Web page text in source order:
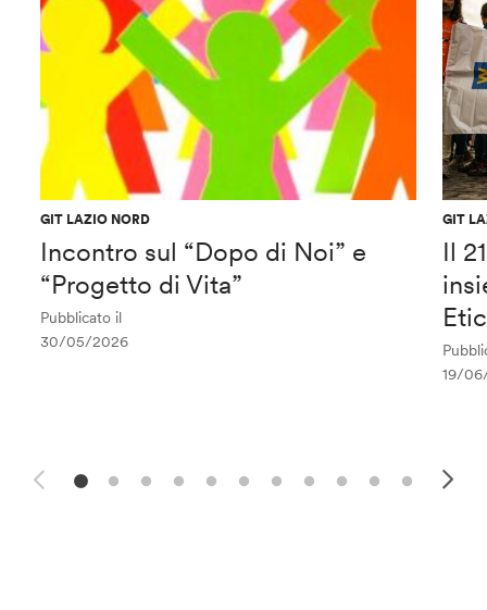
GIT LAZIO NORD
Incontro sul “Dopo di Noi” e
“Progetto di Vita”
Pubblicato il
30/05/2026
GIT
Il
19/